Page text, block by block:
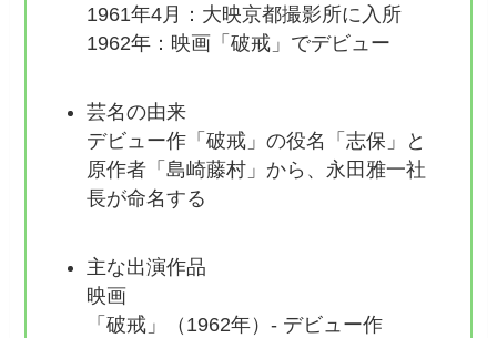
1961年4月：大映京都撮影所に入所
1962年：映画「破戒」でデビュー
芸名の由来
デビュー作「破戒」の役名「志保」と
原作者「島崎藤村」から、永田雅一社
長が命名する
主な出演作品
映画
「破戒」（1962年）- デビュー作